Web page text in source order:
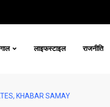
लाइफस्टाइल राजनीति
KHABAR SAMAY